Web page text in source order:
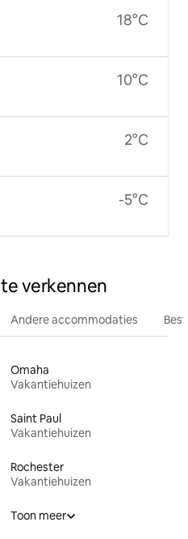
18°C
10°C
2°C
-5°C
verkennen
Andere accommodaties
Omaha
Vakantiehuizen
Saint Paul
Vakantiehuizen
Rochester
Vakantiehuizen
Toon meer